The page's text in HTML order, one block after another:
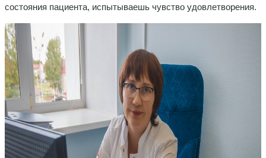
состояния пациента, испытываешь чувство удовлетворения.